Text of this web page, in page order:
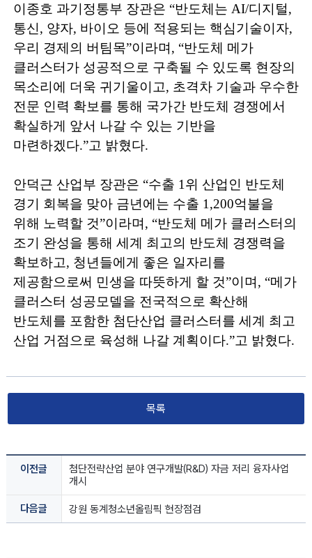
이종호 과기정통부 장관은 “반도체는 AI/디지털,
통신, 양자, 바이오 등에 적용되는 핵심기술이자,
우리 경제의 버팀목”이라며, “반도체 메가
클러스터가 성공적으로 구축될 수 있도록 현장의
목소리에 더욱 귀기울이고, 초격차 기술과 우수한
전문 인력 확보를 통해 국가간 반도체 경쟁에서
확실하게 앞서 나갈 수 있는 기반을
마련하겠다.”고 밝혔다.
안덕근 산업부 장관은 “수출 1 위 산업인 반도체
경기 회복을 맞아 금년에는 수출 1,200억불을
위해 노력할 것”이라며, “반도체 메가 클러스터의
조기 완성을 통해 세계 최고의 반도체 경쟁력을
확보하고, 청년들에게 좋은 일자리를
제공함으로써 민생을 따뜻하게 할 것”이며, “메가
클러스터 성공모델을 전국적으로 확산해
반도체를 포함한 첨단산업 클러스터를 세계 최고
산업 거점으로 육성해 나갈 계획이다.”고 밝혔다.
목록
이전글
첨단전략산업 분야 연구개발(R&D) 자금 저리 융자사업
개시
다음글 강원 동계청소년올림픽 현장점검